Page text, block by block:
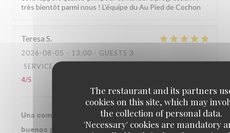
The restaurant and its partners
cookies on this site, which may
the collection of personal data.
'Necessary' cookies are mandatory
très bientôt parmi nous ! L'équipe du Au Pied de Cochon
Teresa S
2026-08-05 - 13:00 - GUESTS 3
SERVICE:
4/5
Una comida excelente en un sitio con historia y
buenos profesionales, recomendable siempre.